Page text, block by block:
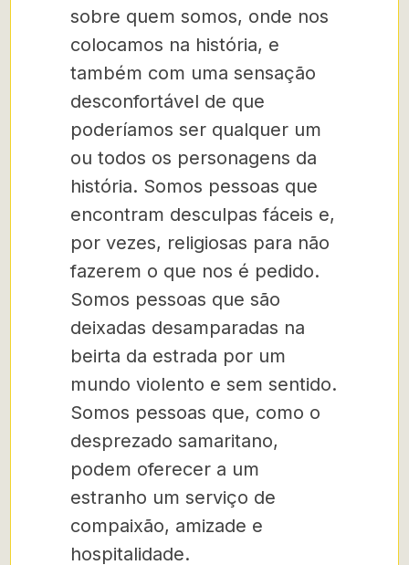
sobre quem somos, onde nos
colocamos na história, e
também com uma sensação
desconfortável de que
poderíamos ser qualquer um
ou todos os personagens da
história. Somos pessoas que
encontram desculpas fáceis e,
por vezes, religiosas para não
fazerem o que nos é pedido.
Somos pessoas que são
deixadas desamparadas na
beirta da estrada por um
mundo violento e sem sentido.
Somos pessoas que, como o
desprezado samaritano,
podem oferecer a um
estranho um serviço de
compaixão, amizade e
hospitalidade.